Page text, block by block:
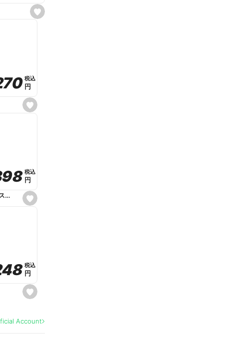
s
e
s
e
e
税込
税込
円
円
s
e
e
税込
税込
円
円
たんぱく質が摂れる!豚しゃぶのパスタサラダ
s
e
a
税込
税込
円
円
Account